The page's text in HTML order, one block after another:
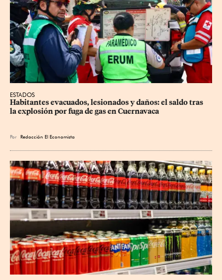
ESTADOS
Habitantes evacuados, lesionados y daños: el saldo tras
la explosión por fuga de gas en Cuernavaca
Por Redacción El Economista